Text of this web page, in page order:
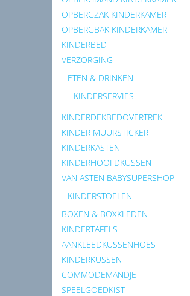
OPBERGZAK KINDERKAMER
OPBERGBAK KINDERKAMER
KINDERBED
VERZORGING
ETEN & DRINKEN
KINDERSERVIES
KINDERDEKBEDOVERTREK
KINDER MUURSTICKER
KINDERKASTEN
KINDERHOOFDKUSSEN
VAN ASTEN BABYSUPERSHOP
KINDERSTOELEN
BOXEN & BOXKLEDEN
KINDERTAFELS
AANKLEEDKUSSENHOES
KINDERKUSSEN
COMMODEMANDJE
SPEELGOEDKIST